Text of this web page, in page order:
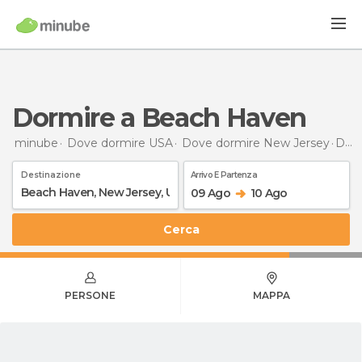
Dormire a Beach Haven
minube Dove dormire USA Dove dormire New Jersey Dormire
Destinazione Arrivo E Partenza
09 Ago 10 Ago
Cerca
PERSONE MAPPA